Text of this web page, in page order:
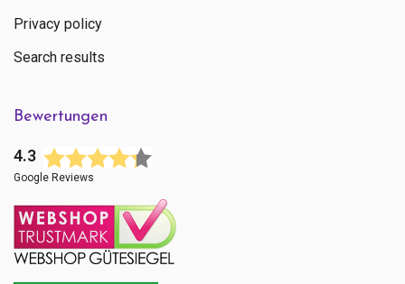
Privacy policy
Search results
Bewertungen
4.3
Google Reviews